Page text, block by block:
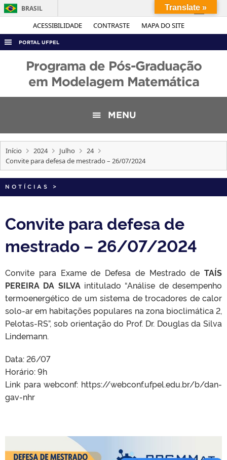
ACESSIBILIDADE CONTRASTE MAPA DO SITE
BRASIL
Simplifique!
Acesso à informação
Legislação
PORTAL UFPEL
OUVIDORIA
TELEFONES
Programa de Pós-Graduação
em Modelagem Matemática
MENU
Início 2024 Julho
24
Convite para defesa de mestrado – 26/07/2024
NOTÍCIAS >
Convite para defesa de
mestrado – 26/07/2024
Convite para Exame de Defesa de Mestrado de TAÍS
PEREIRA DA SILVAintitulado “Análise de desempenho
termoenergético de um sistema de trocadores de calor
solo-ar em habitações populares na zona bioclimática 2,
Pelotas-RS”, sob orientação do Prof. Dr. Douglas da Silva
Lindemann.
Data: 26/07
Horário: 9h
Link para webconf: https://webconf.ufpel.edu.br/b/dan-
gav-nhr
Translate »